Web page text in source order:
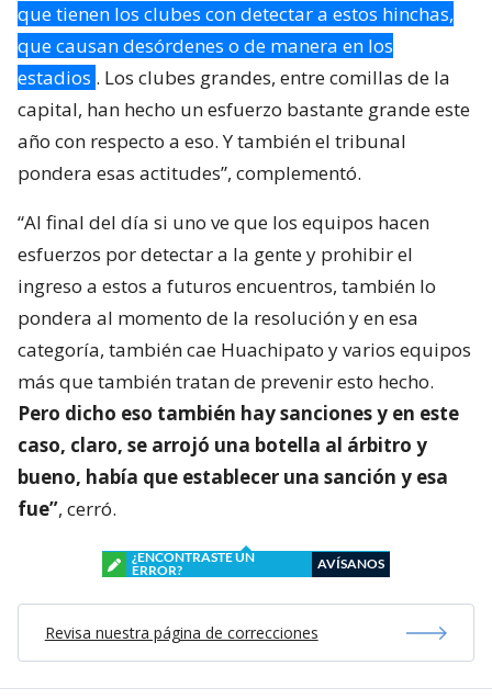
que tienen los clubes con detectar a estos hinchas,
que causan desórdenes o de manera en los
estadios . Los clubes grandes, entre comillas de la
capital, han hecho un esfuerzo bastante grande este
año con respecto a eso. Y también el tribunal
pondera esas actitudes”, complementó.
“Al final del día si uno ve que los equipos hacen
esfuerzos por detectar a la gente y prohibir el
ingreso a estos a futuros encuentros, también lo
pondera al momento de la resolución y en esa
categoría, también cae Huachipato y varios equipos
más que también tratan de prevenir esto hecho.
Pero dicho eso también hay sanciones y en este
caso, claro, se arrojó una botella al árbitro y
bueno, había que establecer una sanción y esa
fue”, cerró.
¿ENCONTRASTE UN
ERROR?
AVÍSANOS
Revisa nuestra página de correcciones